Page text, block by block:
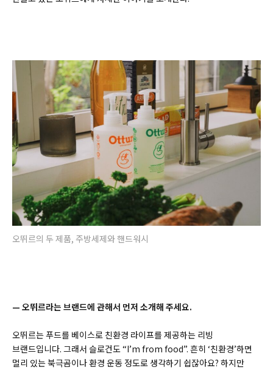
오뛰르의 두 제품, 주방세제와 핸드워시
— 오뛰르라는 브랜드에 관해서 먼저 소개해 주세요.
오뛰르는 푸드를 베이스로 친환경 라이프를 제공하는 리빙
브랜드입니다. 그래서 슬로건도 “I’m from food”. 흔히 ‘친환경’하면
멀리 있는 북극곰이나 환경 운동 정도로 생각하기 쉽잖아요? 하지만